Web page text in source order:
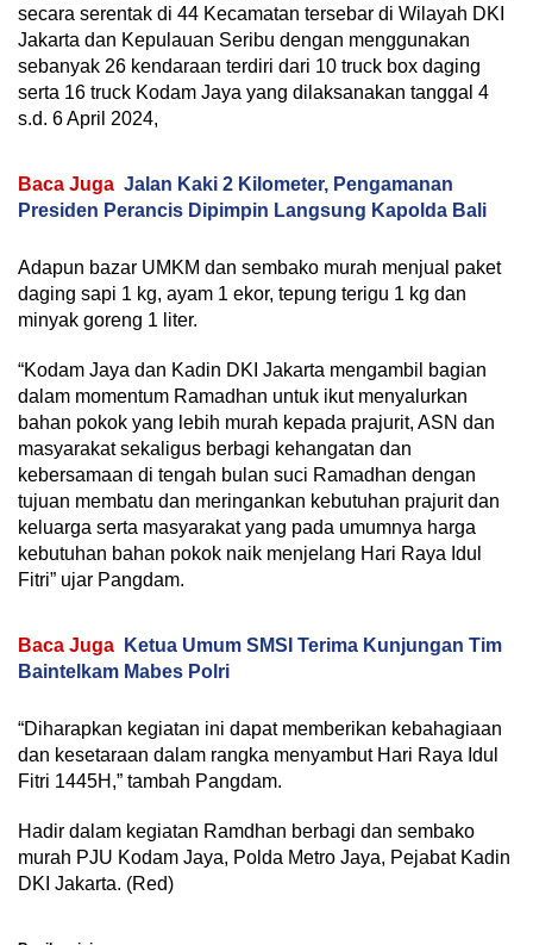
secara serentak di 44 Kecamatan tersebar di Wilayah DKI
Jakarta dan Kepulauan Seribu dengan menggunakan
sebanyak 26 kendaraan terdiri dari 10 truck box daging
serta 16 truck Kodam Jaya yang dilaksanakan tanggal 4
s.d. 6 April 2024,
Baca Juga Jalan Kaki 2 Kilometer, Pengamanan
Presiden Perancis Dipimpin Langsung Kapolda Bali
Adapun bazar UMKM dan sembako murah menjual paket
daging sapi 1 kg, ayam 1 ekor, tepung terigu 1 kg dan
minyak goreng 1 liter.
“Kodam Jaya dan Kadin DKI Jakarta mengambil bagian
dalam momentum Ramadhan untuk ikut menyalurkan
bahan pokok yang lebih murah kepada prajurit, ASN dan
masyarakat sekaligus berbagi kehangatan dan
kebersamaan di tengah bulan suci Ramadhan dengan
tujuan membatu dan meringankan kebutuhan prajurit dan
keluarga serta masyarakat yang pada umumnya harga
kebutuhan bahan pokok naik menjelang Hari Raya Idul
Fitri” ujar Pangdam.
Baca Juga
Ketua Umum SMSI Terima Kunjungan Tim
Baintelkam Mabes Polri
“Diharapkan kegiatan ini dapat memberikan kebahagiaan
dan kesetaraan dalam rangka menyambut Hari Raya Idul
Fitri 1445H,” tambah Pangdam.
Hadir dalam kegiatan Ramdhan berbagi dan sembako
murah PJU Kodam Jaya, Polda Metro Jaya, Pejabat Kadin
DKI Jakarta. (Red)